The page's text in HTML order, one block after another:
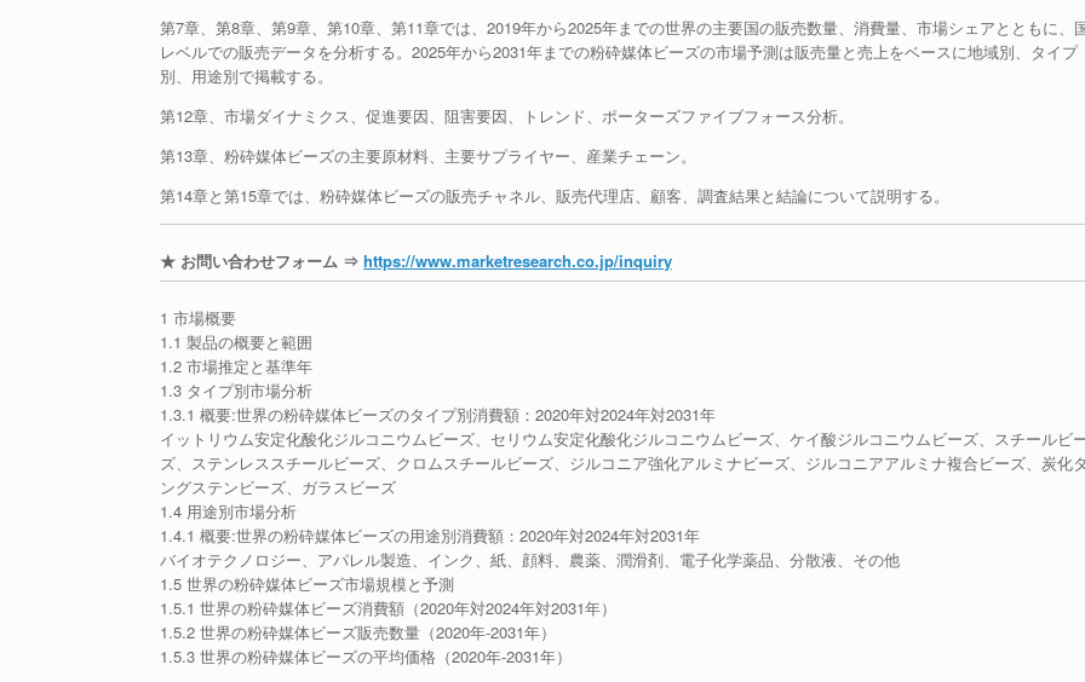
第7章、第8章、第9章、第10章、第11章では、2019年から2025年までの世界の主要国の販売数量、消費量、市場シェアとともに、
レベルでの販売データを分析する。2025年から2031年までの粉砕媒体ビーズの市場予測は販売量と売上をベースに地域別、タイプ
別、用途別で掲載する。
第12章、市場ダイナミクス、促進要因、阻害要因、トレンド、ポーターズファイブフォース分析。
第13章、粉砕媒体ビーズの主要原材料、主要サプライヤー、産業チェーン。
第14章と第15章では、粉砕媒体ビーズの販売チャネル、販売代理店、顧客、調査結果と結論について説明する。
★ お問い合わせフォーム ⇒ https://www.marketresearch.co.jp/inquiry
1 市場概要
1.1 製品の概要と範囲
1.2 市場推定と基準年
1.3 タイプ別市場分析
1.3.1 概要:世界の粉砕媒体ビーズのタイプ別消費額：2020年対2024年対2031年
イットリウム安定化酸化ジルコニウムビーズ、セリウム安定化酸化ジルコニウムビーズ、ケイ酸ジルコニウムビーズ、スチールビ
ズ、ステンレススチールビーズ、クロムスチールビーズ、ジルコニア強化アルミナビーズ、ジルコニアアルミナ複合ビーズ、炭化タ
ングステンビーズ、ガラスビーズ
1.4 用途別市場分析
1.4.1 概要:世界の粉砕媒体ビーズの用途別消費額：2020年対2024年対2031年
バイオテクノロジー、アパレル製造、インク、紙、顔料、農薬、潤滑剤、電子化学薬品、分散液、その他
1.5 世界の粉砕媒体ビーズ市場規模と予測
1.5.1 世界の粉砕媒体ビーズ消費額（2020年対2024年対2031年）
1.5.2 世界の粉砕媒体ビーズ販売数量（2020年-2031年）
1.5.3 世界の粉砕媒体ビーズの平均価格（2020年-2031年）